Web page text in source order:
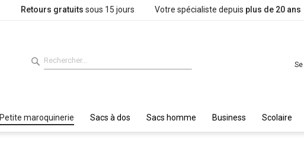
Retours gratuits sous 15 jours Votre spécialiste depuis plus de 20 ans
Petite maroquinerie Sacs à dos Sacs homme Business Scolaire